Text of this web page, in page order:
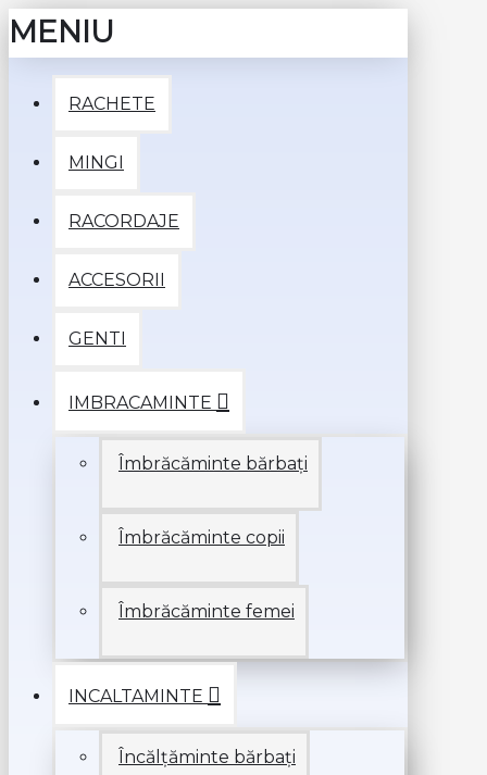
MENIU
RACHETE
MINGI
RACORDAJE
ACCESORII
GENTI
IMBRACAMINTE
Îmbrăcăminte bărbați
Îmbrăcăminte copii
Îmbrăcăminte femei
INCALTAMINTE
Încălțăminte bărbați